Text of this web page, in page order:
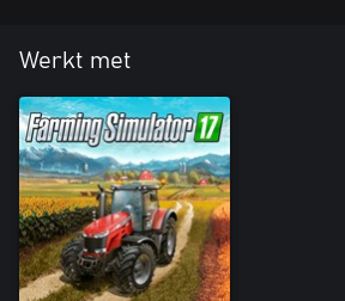
Werkt met